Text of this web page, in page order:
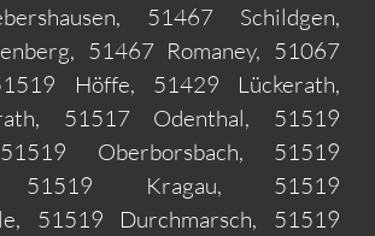
51467 Schildgen,
51467 Romaney, 51067
Höffe, 51429 Lückerath,
51517 Odenthal, 51519
Oberborsbach, 51519
51519 Kragau, 51519
51519 Durchmarsch, 51519